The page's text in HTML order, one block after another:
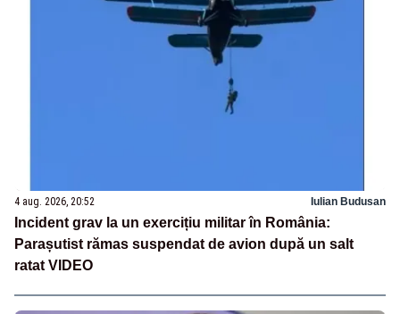
4 aug. 2026, 20:52 Iulian Budusan
Incident grav la un exercițiu militar în România:
Parașutist rămas suspendat de avion după un salt
ratat VIDEO